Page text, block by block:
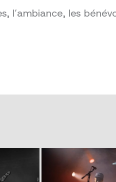
l’ambiance, les